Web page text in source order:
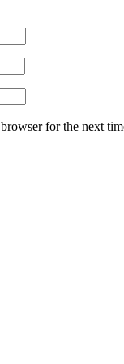
for the next